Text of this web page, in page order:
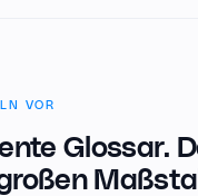
VOR
Glossar.